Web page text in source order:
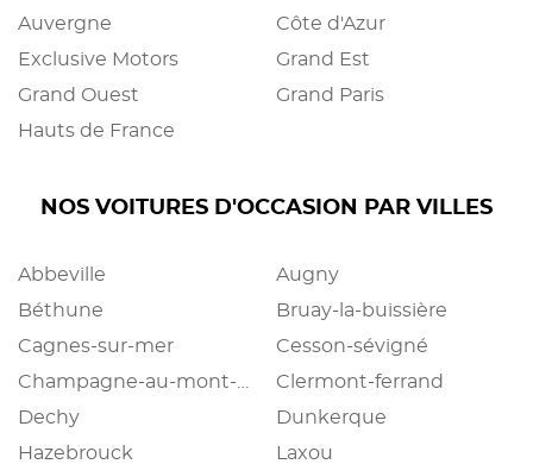
Auvergne
Côte d'Azur
Exclusive Motors
Grand Est
Grand Ouest
Grand Paris
Hauts de France
NOS VOITURES D'OCCASION PAR VILLES
Abbeville
Augny
Béthune
Bruay-la-buissière
Cagnes-sur-mer
Cesson-sévigné
Clermont-ferrand
Dechy
Dunkerque
Hazebrouck
Laxou